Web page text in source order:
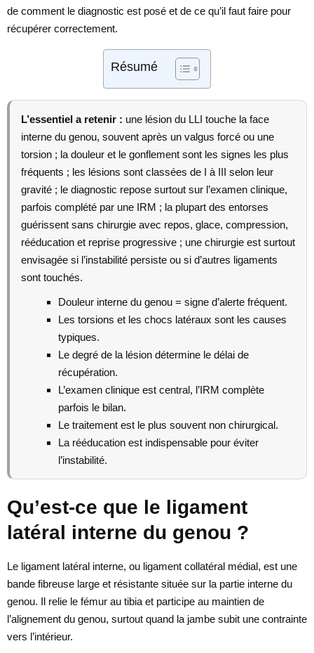
de comment le diagnostic est posé et de ce qu’il faut faire pour
récupérer correctement.
Résumé
L’essentiel a retenir : une lésion du LLI touche la face
interne du genou, souvent après un valgus forcé ou une
torsion ; la douleur et le gonflement sont les signes les plus
fréquents ; les lésions sont classées de I à III selon leur
gravité ; le diagnostic repose surtout sur l’examen clinique,
parfois complété par une IRM ; la plupart des entorses
guérissent sans chirurgie avec repos, glace, compression,
rééducation et reprise progressive ; une chirurgie est surtout
envisagée si l’instabilité persiste ou si d’autres ligaments
sont touchés.
Douleur interne du genou = signe d’alerte fréquent.
Les torsions et les chocs latéraux sont les causes
typiques.
Le degré de la lésion détermine le délai de
récupération.
L’examen clinique est central, l’IRM complète
parfois le bilan.
Le traitement est le plus souvent non chirurgical.
La rééducation est indispensable pour éviter
l’instabilité.
Qu’est-ce que le ligament
latéral interne du genou ?
Le ligament latéral interne, ou ligament collatéral médial, est une
bande fibreuse large et résistante située sur la partie interne du
genou. Il relie le fémur au tibia et participe au maintien de
l’alignement du genou, surtout quand la jambe subit une contrainte
vers l’intérieur.